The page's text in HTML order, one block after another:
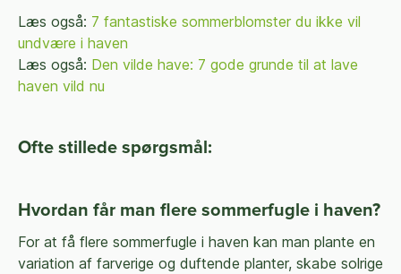
Læs også: 7 fantastiske sommerblomster du ikke vil
undvære i haven
Læs også: Den vilde have: 7 gode grunde til at lave
haven vild nu
Ofte stillede spørgsmål:
Hvordan får man flere sommerfugle i haven?
For at få flere sommerfugle i haven kan man plante en
variation af farverige og duftende planter, skabe solrige